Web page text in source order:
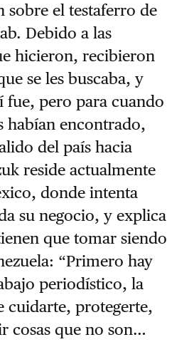
sobre el testaferro de
Debido a las
hicieron, recibieron
se les buscaba, y
fue, pero para cuando
habían encontrado,
del país hacia
reside actualmente
donde intenta
su negocio, y explica
que tomar siendo
“Primero hay
periodístico, la
cuidarte, protegerte,
cosas que no son…